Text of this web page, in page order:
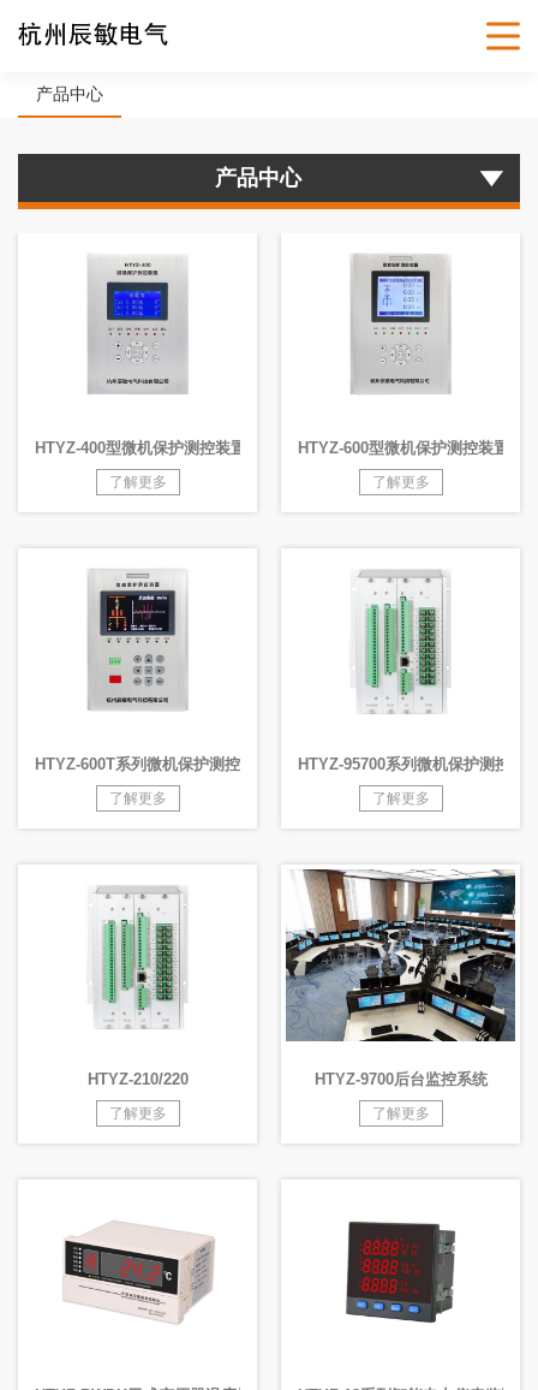
产品中心
产品中心
HTYZ-400型微机保护测控装置
了解更多
HTYZ-600型微机保护测控装置
了解更多
HTYZ-600T系列微机保护测控装置
了解更多
HTYZ-95700系列微机保护测控装
了解更多
HTYZ-210/220
了解更多
HTYZ-9700后台监控系统
了解更多